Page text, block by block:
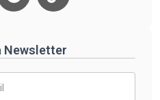
Newsletter